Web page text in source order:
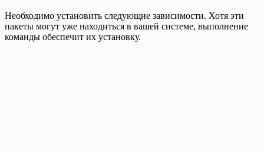
Необходимо установить следующие зависимости. Хотя эти
пакеты могут уже находиться в вашей системе, выполнение
команды обеспечит их установку.